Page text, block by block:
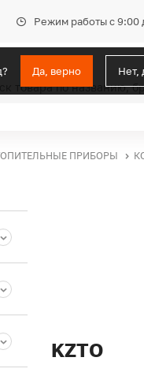
Режим работы с 9:00
Да, верно Нет,
ПРИБОРЫ
KZTO